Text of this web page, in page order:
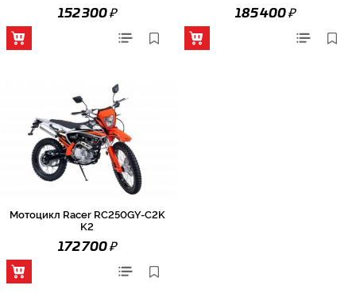
152 300₽ 185 400₽
Мотоцикл Racer RC250GY-C2K
K2
172 700₽